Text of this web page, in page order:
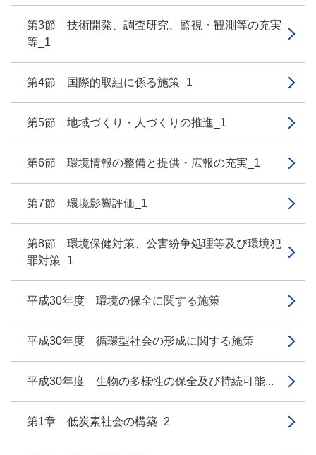
第3節 技術開発、調査研究、監視・観測等の充実
等_1
第4節 国際的取組に係る施策_1
第5節 地域づくり・人づくりの推進_1
第6節 環境情報の整備と提供・広報の充実_1
第7節 環境影響評価_1
第8節 環境保健対策、公害紛争処理等及び環境犯
罪対策_1
平成30年度 環境の保全に関する施策
平成30年度 循環型社会の形成に関する施策
平成30年度 生物の多様性の保全及び持続可能...
第1章 低炭素社会の構築_2